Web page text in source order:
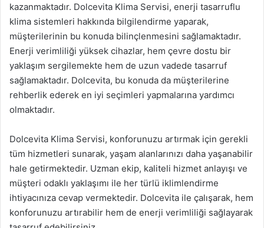
kazanmaktadır. Dolcevita Klima Servisi, enerji tasarruflu
klima sistemleri hakkında bilgilendirme yaparak,
müşterilerinin bu konuda bilinçlenmesini sağlamaktadır.
Enerji verimliliği yüksek cihazlar, hem çevre dostu bir
yaklaşım sergilemekte hem de uzun vadede tasarruf
sağlamaktadır. Dolcevita, bu konuda da müşterilerine
rehberlik ederek en iyi seçimleri yapmalarına yardımcı
olmaktadır.
Dolcevita Klima Servisi, konforunuzu artırmak için gerekli
tüm hizmetleri sunarak, yaşam alanlarınızı daha yaşanabilir
hale getirmektedir. Uzman ekip, kaliteli hizmet anlayışı ve
müşteri odaklı yaklaşımı ile her türlü iklimlendirme
ihtiyacınıza cevap vermektedir. Dolcevita ile çalışarak, hem
konforunuzu artırabilir hem de enerji verimliliği sağlayarak